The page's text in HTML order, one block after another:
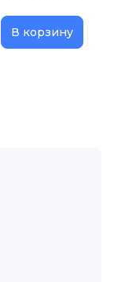
В корзину